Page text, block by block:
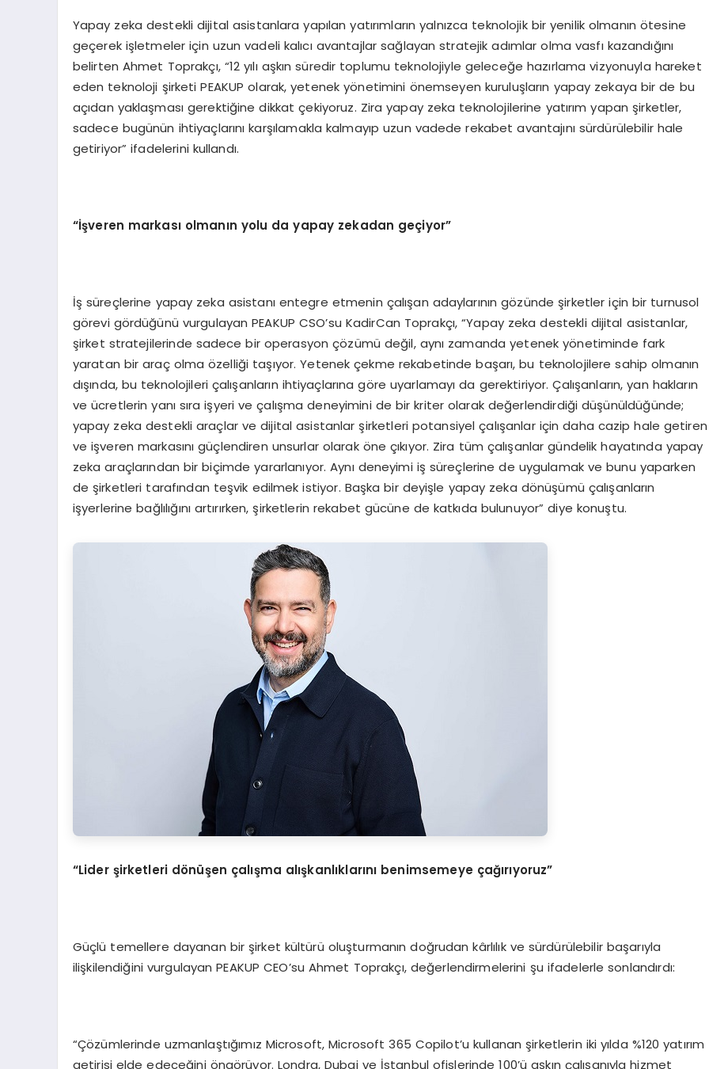
Yapay zeka destekli dijital asistanlara yapılan yatırımların yalnızca teknolojik bir yenilik olmanın ötesine
geçerek işletmeler için uzun vadeli kalıcı avantajlar sağlayan stratejik adımlar olma vasfı kazandığını
belirten Ahmet Toprakçı, “12 yılı aşkın süredir toplumu teknolojiyle geleceğe hazırlama vizyonuyla hareket
eden teknoloji şirketi PEAKUP olarak, yetenek yönetimini önemseyen kuruluşların yapay zekaya bir de bu
açıdan yaklaşması gerektiğine dikkat çekiyoruz. Zira yapay zeka teknolojilerine yatırım yapan şirketler,
sadece bugünün ihtiyaçlarını karşılamakla kalmayıp uzun vadede rekabet avantajını sürdürülebilir hale
getiriyor” ifadelerini kullandı.
“İşveren markası olmanın yolu da yapay zekadan geçiyor”
İş süreçlerine yapay zeka asistanı entegre etmenin çalışan adaylarının gözünde şirketler için bir turnusol
görevi gördüğünü vurgulayan PEAKUP CSO’su KadirCan Toprakçı, “Yapay zeka destekli dijital asistanlar,
şirket stratejilerinde sadece bir operasyon çözümü değil, aynı zamanda yetenek yönetiminde fark
yaratan bir araç olma özelliği taşıyor. Yetenek çekme rekabetinde başarı, bu teknolojilere sahip olmanın
dışında, bu teknolojileri çalışanların ihtiyaçlarına göre uyarlamayı da gerektiriyor. Çalışanların, yan hakların
ve ücretlerin yanı sıra işyeri ve çalışma deneyimini de bir kriter olarak değerlendirdiği düşünüldüğünde;
yapay zeka destekli araçlar ve dijital asistanlar şirketleri potansiyel çalışanlar için daha cazip hale getiren
ve işveren markasını güçlendiren unsurlar olarak öne çıkıyor. Zira tüm çalışanlar gündelik hayatında yapay
zeka araçlarından bir biçimde yararlanıyor. Aynı deneyimi iş süreçlerine de uygulamak ve bunu yaparken
de şirketleri tarafından teşvik edilmek istiyor. Başka bir deyişle yapay zeka dönüşümü çalışanların
işyerlerine bağlılığını artırırken, şirketlerin rekabet gücüne de katkıda bulunuyor” diye konuştu.
“Lider şirketleri dönüşen çalışma alışkanlıklarını benimsemeye çağırıyoruz”
Güçlü temellere dayanan bir şirket kültürü oluşturmanın doğrudan kârlılık ve sürdürülebilir başarıyla
ilişkilendiğini vurgulayan PEAKUP CEO’su Ahmet Toprakçı, değerlendirmelerini şu ifadelerle sonlandırdı:
“Çözümlerinde uzmanlaştığımız Microsoft, Microsoft 365 Copilot’u kullanan şirketlerin iki yılda %120 yatırım
getirisi elde edeceğini öngörüyor. Londra, Dubai ve İstanbul ofislerinde 100’ü aşkın çalışanıyla hizmet